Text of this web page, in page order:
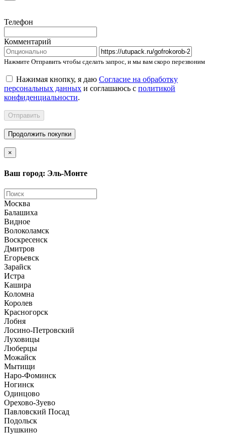
Телефон
Комментарий
Нажмите Отправить чтобы сделать запрос, и мы вам скоро перезвоним
Нажимая кнопку, я даю Согласие на обработку
персональных данных и соглашаюсь с политикой
конфиденциальности.
Отправить
Продолжить покупки
×
Ваш город: Эль-Монте
Москва
Балашиха
Видное
Волоколамск
Воскресенск
Дмитров
Егорьевск
Зарайск
Истра
Кашира
Коломна
Королев
Красногорск
Лобня
Лосино-Петровский
Луховицы
Люберцы
Можайск
Мытищи
Наро-Фоминск
Ногинск
Одинцово
Орехово-Зуево
Павловский Посад
Подольск
Пушкино